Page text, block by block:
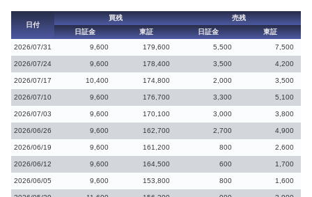
日付
買残
売残
日証金
東証 日証金
東証
2026/07/31
9,600 179,600 5,500 7,500
2026/07/24 9,600 178,400 3,500 4,200
2026/07/17 10,400 174,800 2,000 3,500
2026/07/10 9,600 176,700 3,300 5,100
2026/07/03 9,600 170,100 3,000 3,800
2026/06/26 9,600 162,700 2,700 4,900
2026/06/19 9,600 161,200 800 2,600
2026/06/12 9,600 164,500 600 1,700
2026/06/05 9,600 153,800 800 1,600